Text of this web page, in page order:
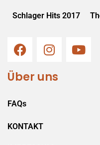
Schlager Hits 2017
Über uns
FAQs
KONTAKT